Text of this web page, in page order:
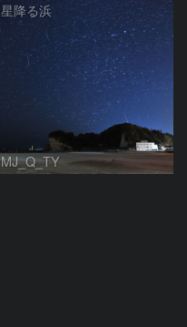
星降る浜
MJ_Q_TY